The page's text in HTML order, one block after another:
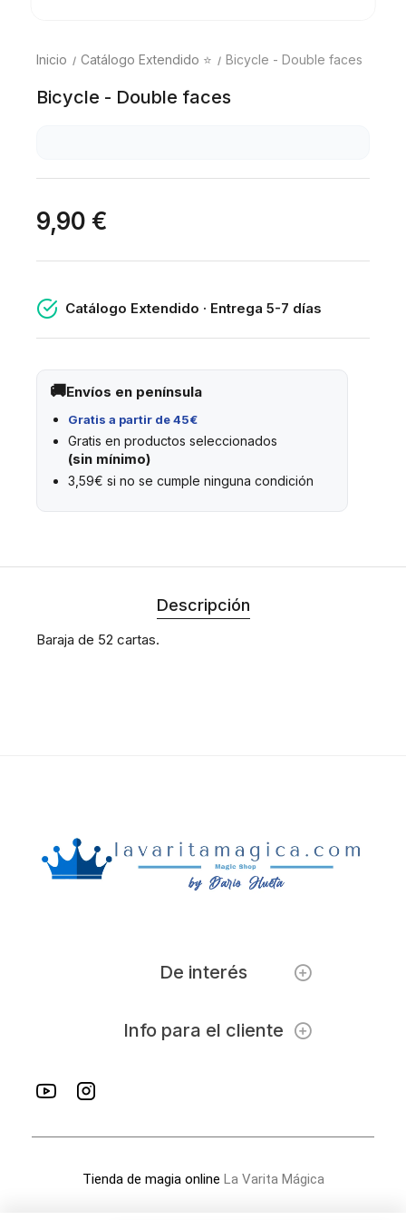
Inicio Catálogo Extendido ⭐ Bicycle - Double faces
Bicycle - Double faces
9,90 €
Catálogo Extendido · Entrega 5-7 días
Envíos en península
Gratis a partir de 45€
Gratis en productos seleccionados
(sin mínimo)
3,59€ si no se cumple ninguna condición
Descripción
Baraja de 52 cartas.
De interés
Info para el cliente
Tienda de magia online La Varita Mágica